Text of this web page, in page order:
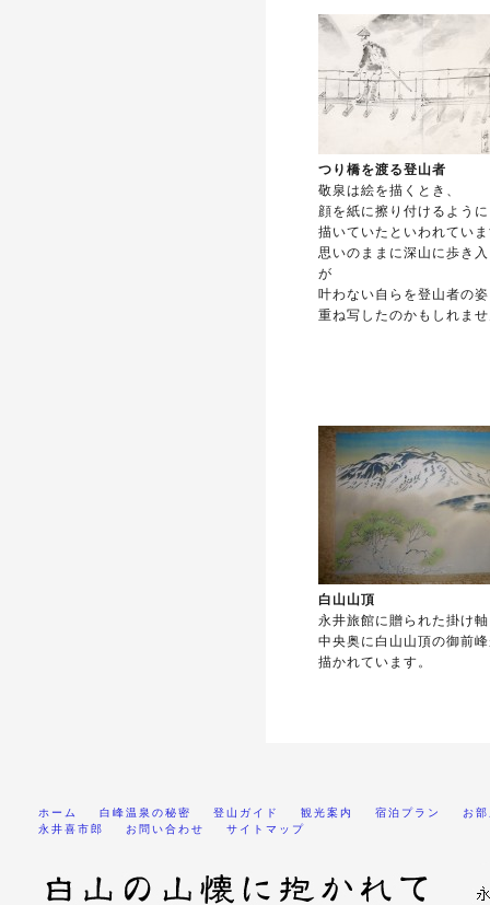
つり橋を渡る登山者
敬泉は絵を描くとき、
顔を紙に擦り付けるよう
描いていたといわれてい
思いのままに深山に歩き
が
叶わない自らを登山者の
重ね写したのかもしれま
白山山頂
永井旅館に贈られた掛け
中央奥に白山山頂の御前
描かれています。
ホーム 白峰温泉の秘密 登山ガイド 観光案内 宿泊プラン
お
永井喜市郎
お問い合わせ サイトマップ